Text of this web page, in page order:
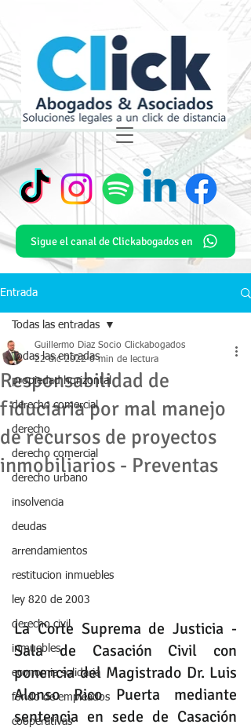
Sigue el canal de Clickabogados en
Entrada
Todas las entradas
propiedad horizontal
derecho comercial
derecho
derecho comercial
derecho urbano
insolvencia
deudas
arrendamientos
restitucion inmuebles
ley 820 de 2003
derecho civil
inmuebles
economia solidaria
fondo de empleados
cooperativas
Todas las entradas
Responsabilidad de
fiduciaria por mal manejo
de recursos de proyectos
inmobiliarios - Preventas
Guillermo Diaz Socio Clickabogados
22 dic 2022 6 min de lectura
La Corte Suprema de Justicia -
Sala de Casación Civil con
ponencia del Magistrado Dr. Luis
Alonso Rico Puerta mediante
sentencia en sede de Casación